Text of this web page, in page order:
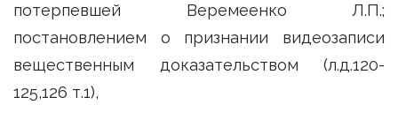
потерпевшей Веремеенко Л.П.;
постановлением о признании видеозаписи
вещественным доказательством (л.д.120-
125,126 т.1),